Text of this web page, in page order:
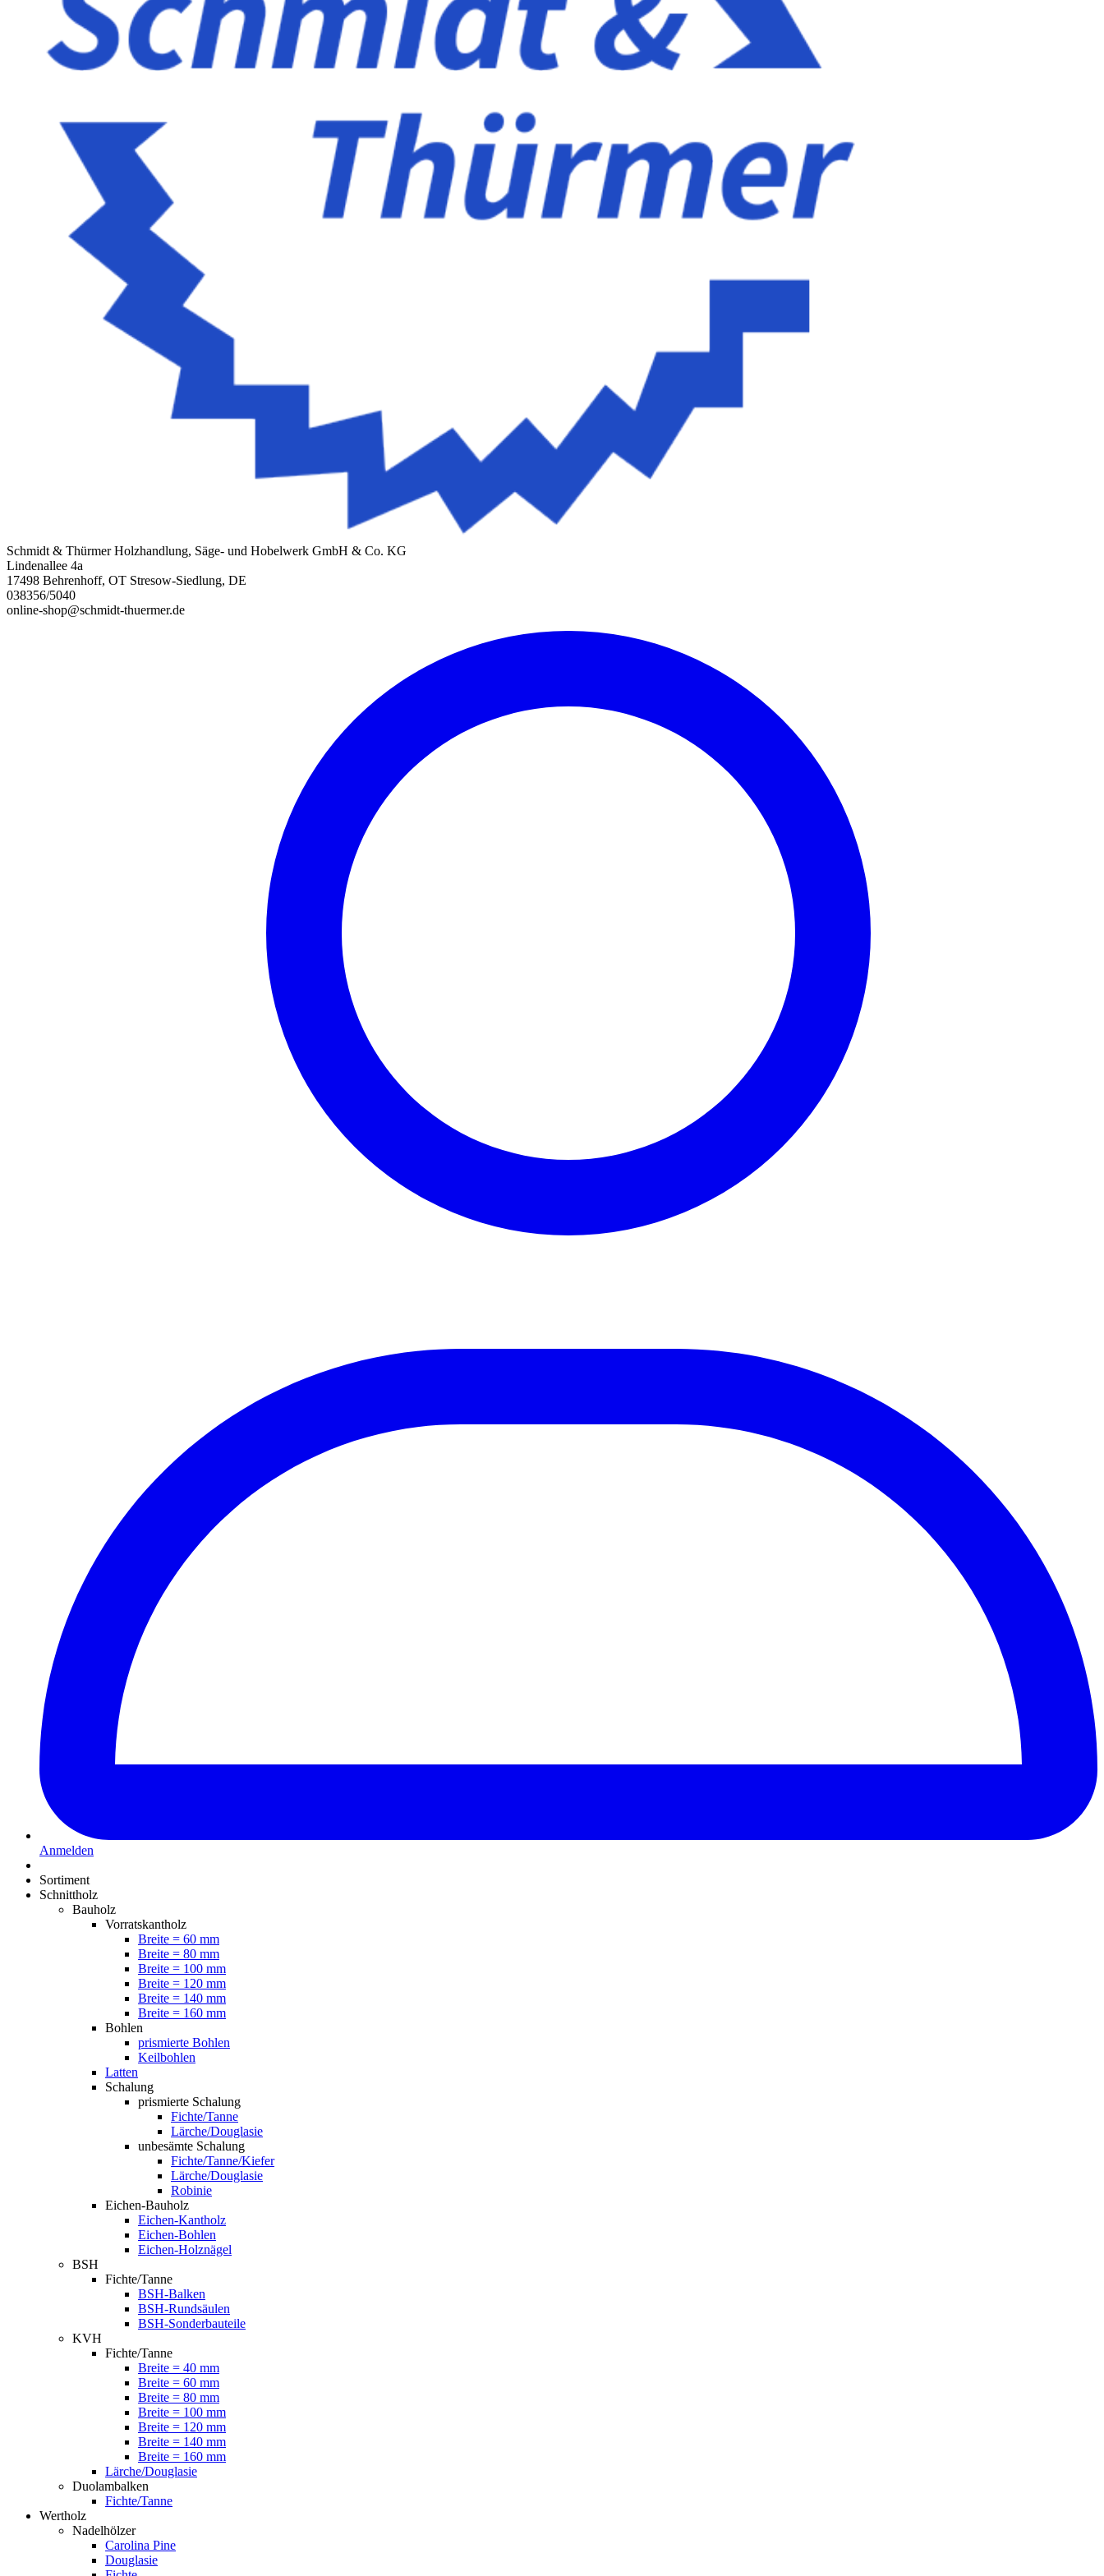
Schmidt & Thürmer Holzhandlung, Säge- und Hobelwerk GmbH & Co. KG
Lindenallee 4a
17498 Behrenhoff, OT Stresow-Siedlung, DE
038356/5040
online-shop@schmidt-thuermer.de
Anmelden
Sortiment
Schnittholz
Bauholz
Vorratskantholz
Breite = 60 mm
Breite = 80 mm
Breite = 100 mm
Breite = 120 mm
Breite = 140 mm
Breite = 160 mm
Bohlen
prismierte Bohlen
Keilbohlen
Latten
Schalung
prismierte Schalung
Fichte/Tanne
Lärche/Douglasie
unbesämte Schalung
Fichte/Tanne/Kiefer
Lärche/Douglasie
Robinie
Eichen-Bauholz
Eichen-Kantholz
Eichen-Bohlen
Eichen-Holznägel
BSH
Fichte/Tanne
BSH-Balken
BSH-Rundsäulen
BSH-Sonderbauteile
KVH
Fichte/Tanne
Breite = 40 mm
Breite = 60 mm
Breite = 80 mm
Breite = 100 mm
Breite = 120 mm
Breite = 140 mm
Breite = 160 mm
Lärche/Douglasie
Duolambalken
Fichte/Tanne
Wertholz
Nadelhölzer
Carolina Pine
Douglasie